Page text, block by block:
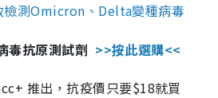
檢測Omicron、Delta變種病毒
抗原測試劑 >>按此選購<<
推出，抗疫價只要$18就買